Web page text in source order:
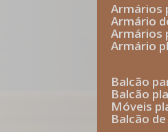
armário
armário
balcão
balcão
móveis
balcão